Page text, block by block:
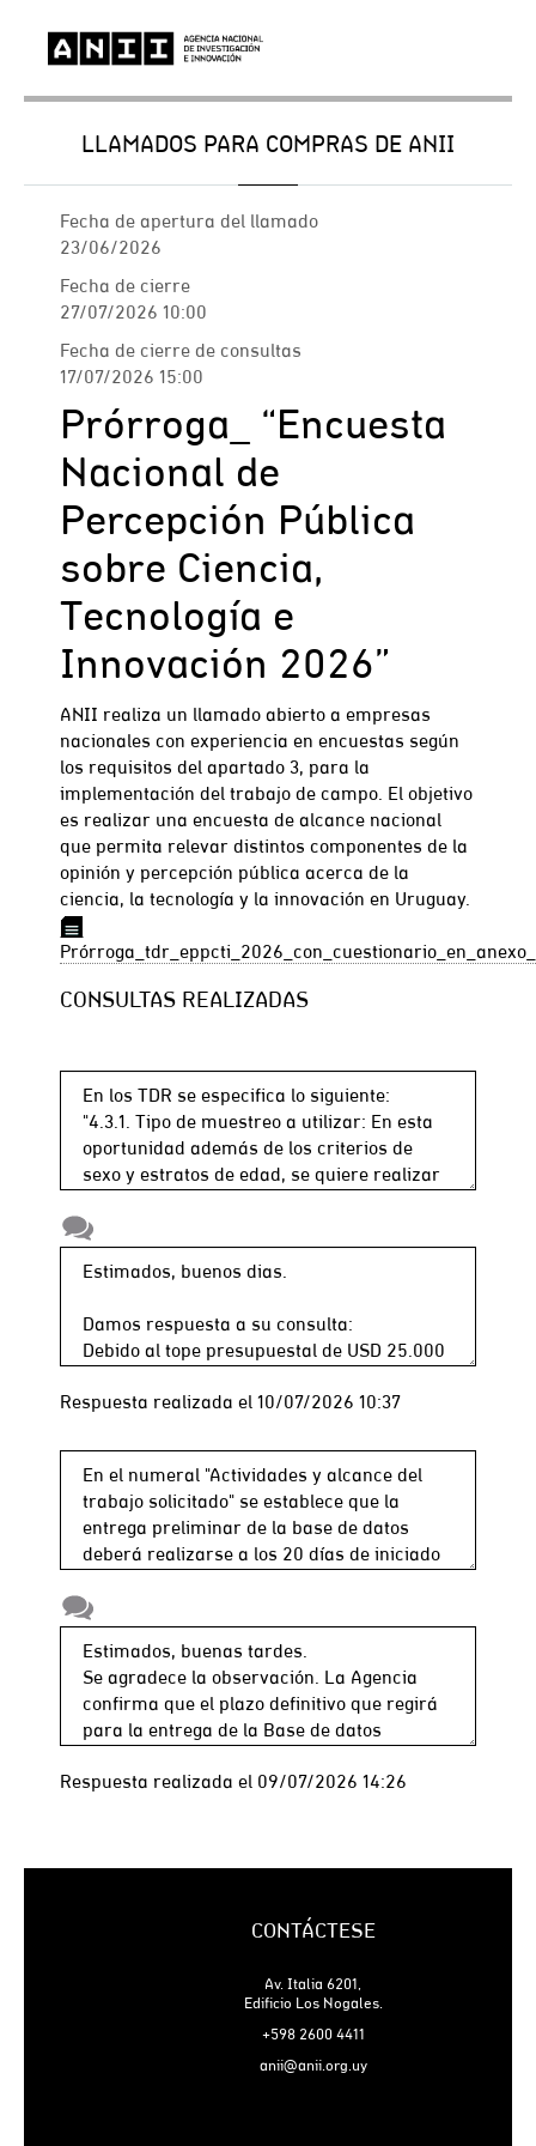
LLAMADOS PARA COMPRAS DE ANII
Fecha de apertura del llamado
23/06/2026
Fecha de cierre
27/07/2026 10:00
Fecha de cierre de consultas
17/07/2026 15:00
Prórroga_ “Encuesta
Nacional de
Percepción Pública
sobre Ciencia,
Tecnología e
Innovación 2026”
ANII realiza un llamado abierto a empresas
nacionales con experiencia en encuestas según
los requisitos del apartado 3, para la
implementación del trabajo de campo. El objetivo
es realizar una encuesta de alcance nacional
que permita relevar distintos componentes de la
opinión y percepción pública acerca de la
ciencia, la tecnología y la innovación en Uruguay.
CONSULTAS REALIZADAS
Respuesta realizada el 10/07/2026 10:37
Respuesta realizada el 09/07/2026 14:26
CONTÁCTESE
Av. Italia 6201,
Edificio Los Nogales.
+598 2600 4411
anii@anii.org.uy